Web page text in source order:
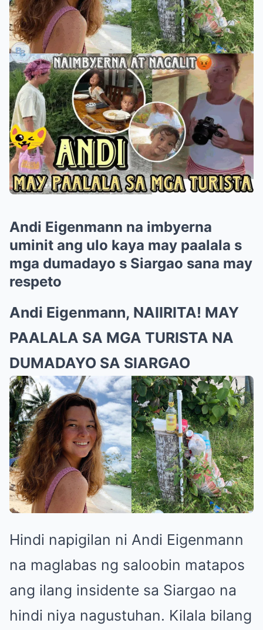
Andi Eigenmann na imbyerna
uminit ang ulo kaya may paalala s
mga dumadayo s Siargao sana may
respeto
Andi Eigenmann, NAIIRITA! MAY
PAALALA SA MGA TURISTA NA
DUMADAYO SA SIARGAO
Hindi napigilan ni Andi Eigenmann
na maglabas ng saloobin matapos
ang ilang insidente sa Siargao na
hindi niya nagustuhan. Kilala bilang